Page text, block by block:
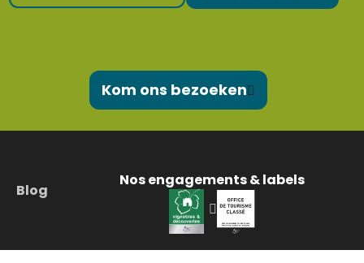
Kom ons bezoeken
Blog
Nos engagements & labels